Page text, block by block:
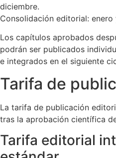
diciembre.
Consolidación editorial:
Los capítulos aprobados
podrán ser publicados
e integrados en el siguiente
Tarifa de
La tarifa de publicación
tras la aprobación científica
Tarifa editorial